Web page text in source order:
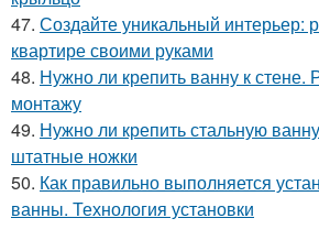
47. Создайте уникальный интерьер:
квартире своими руками
48. Нужно ли крепить ванну к стене.
монтажу
49. Нужно ли крепить стальную
штатные ножки
50. Как правильно выполняется
ванны. Технология установки